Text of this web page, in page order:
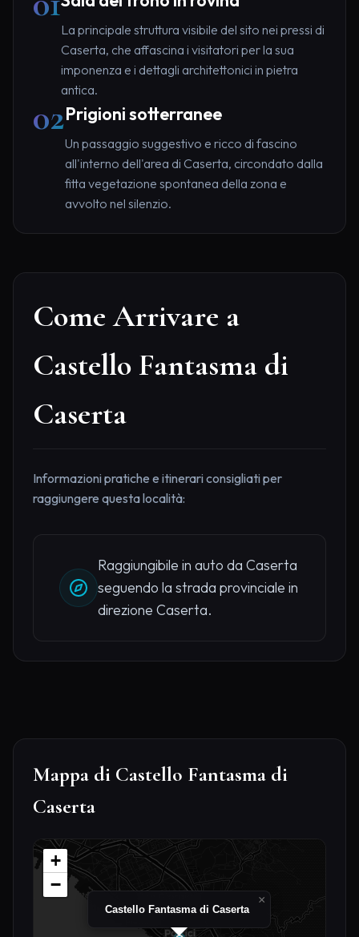
La principale struttura visibile del sito nei pressi di
Caserta, che affascina i visitatori per la sua
imponenza e i dettagli architettonici in pietra
antica.
02Prigioni sotterranee
Un passaggio suggestivo e ricco di fascino
all'interno dell'area di Caserta, circondato dalla
fitta vegetazione spontanea della zona e
avvolto nel silenzio.
Come Arrivare a
Castello Fantasma di
Caserta
Informazioni pratiche e itinerari consigliati per
raggiungere questa località:
Raggiungibile in auto da Caserta
seguendo la strada provinciale in
direzione Caserta.
Mappa di Castello Fantasma di
Caserta
Castello Fantasma di Caserta
×
+
−